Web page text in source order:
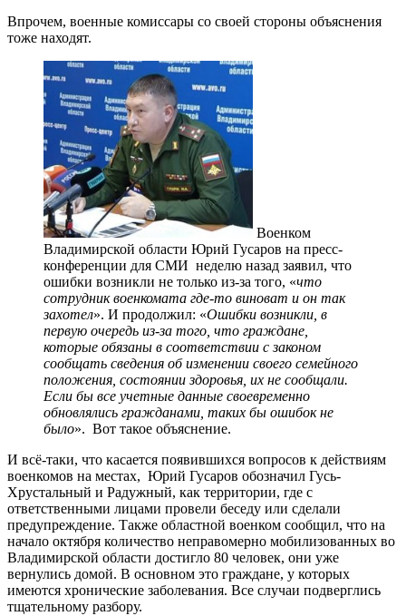
Впрочем, военные комиссары со своей стороны объяснения
тоже находят.
Военком
Владимирской области Юрий Гусаров на пресс-
конференции для СМИ неделю назад заявил, что
ошибки возникли не только из-за того, «что
сотрудник военкомата где-то виноват и он так
захотел». И продолжил: «Ошибки возникли, в
первую очередь из-за того, что граждане,
которые обязаны в соответствии с законом
сообщать сведения об изменении своего семейного
положения, состоянии здоровья, их не сообщали.
Если бы все учетные данные своевременно
обновлялись гражданами, таких бы ошибок не
было». Вот такое объяснение.
И всё-таки, что касается появившихся вопросов к действиям
военкомов на местах, Юрий Гусаров обозначил Гусь-
Хрустальный и Радужный, как территории, где с
ответственными лицами провели беседу или сделали
предупреждение. Также областной военком сообщил, что на
начало октября количество неправомерно мобилизованных во
Владимирской области достигло 80 человек, они уже
вернулись домой. В основном это граждане, у которых
имеются хронические заболевания. Все случаи подверглись
тщательному разбору.